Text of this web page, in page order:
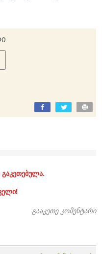
გააკეთე კომენტარი